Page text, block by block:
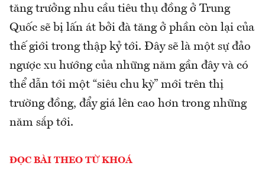
tăng trưởng nhu cầu tiêu thụ đồng ở Trung
Quốc sẽ bị lấn át bởi đà tăng ở phần còn lại của
thế giới trong thập kỷ tới. Đây sẽ là một sự đảo
ngược xu hướng của những năm gần đây và có
thể dẫn tới một “siêu chu kỳ” mới trên thị
trường đồng, đẩy giá lên cao hơn trong những
năm sắp tới.
ĐỌC BÀI THEO TỪ KHOÁ